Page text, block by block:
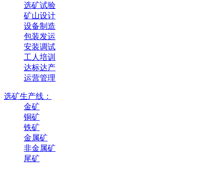
选矿试验
矿山设计
设备制造
包装发运
安装调试
工人培训
达标达产
运营管理
选矿生产线：
金矿
铜矿
铁矿
金属矿
非金属矿
尾矿